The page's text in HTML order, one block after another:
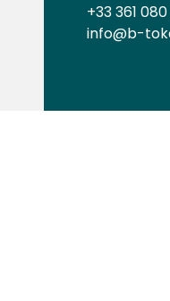
+33 361
info@b-